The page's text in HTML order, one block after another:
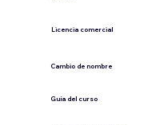
​Licencia comercial
Cambio de nombre
Guía del curso